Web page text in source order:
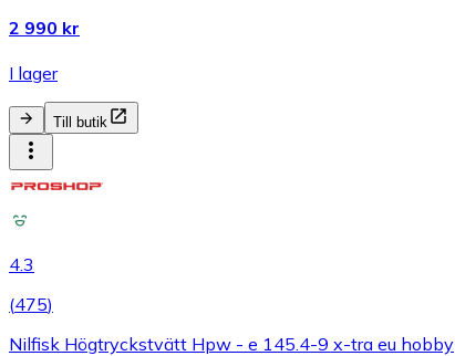
2 990 kr
I lager
Till butik
4.3
(475)
Nilfisk Högtryckstvätt Hpw - e 145.4-9 x-tra eu hobby